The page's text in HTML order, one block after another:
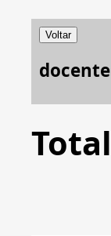
Voltar